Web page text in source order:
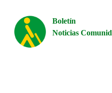
Boletín
Noticias